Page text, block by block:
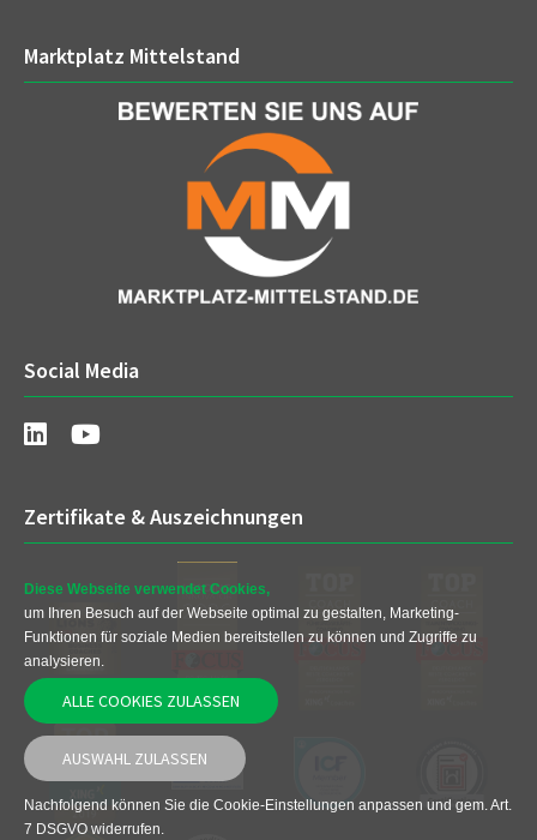
Marktplatz Mittelstand
Social Media
Zertifikate & Auszeichnungen
Diese Webseite verwendet Cookies,
um Ihren Besuch auf der Webseite optimal zu gestalten, Marketing-
Funktionen für soziale Medien bereitstellen zu können und Zugriffe zu
analysieren.
ALLE COOKIES ZULASSEN
AUSWAHL ZULASSEN
Nachfolgend können Sie die Cookie-Einstellungen anpassen und gem. Art.
7 DSGVO widerrufen.